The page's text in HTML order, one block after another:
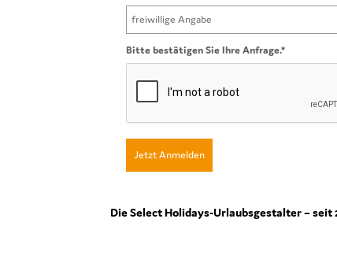
Bitte bestätigen Sie Ihre Anfrage.*
Jetzt Anmelden
Die Select Holidays-Urlaubsgestalter –